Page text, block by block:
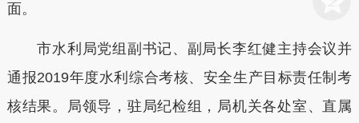
面。
市水利局党组副书记、副局长李红健主持会议并
通报2019年度水利综合考核、安全生产目标责任制考
核结果。局领导，驻局纪检组，局机关各处室、直属